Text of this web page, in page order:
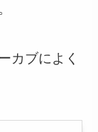
カブによく